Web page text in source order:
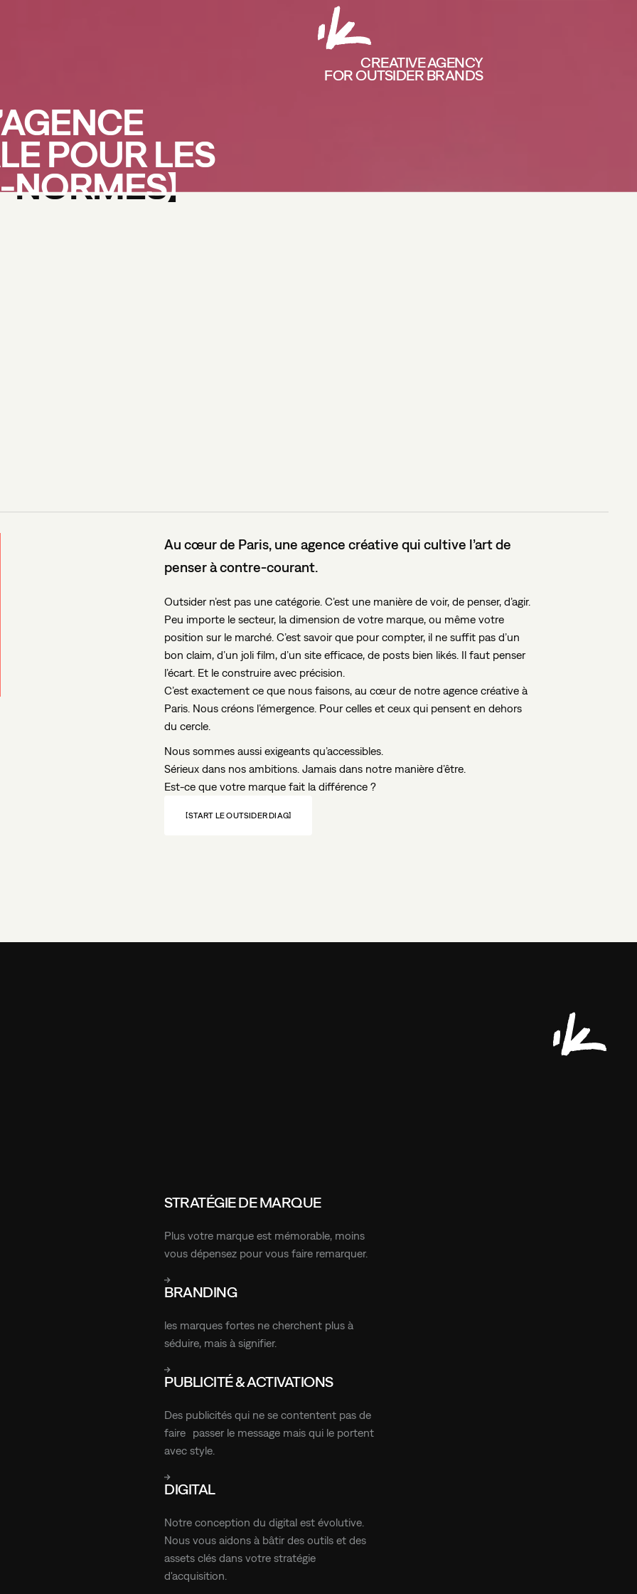
POUR LES
NORMES
POUR LES
NORMES
CREATIVE AGENCY
FOR OUTSIDER BRANDS
Au cœurde Paris, une agence créative qui cultive l’artde
penseràcontre-courant.
Outsider n’est pas une catégorie. C’est une manière de voir, de penser, d’agir.
Peu importe le secteur, la dimension de votre marque, ou même votre
position sur le marché. C’est savoir que pour compter, il ne suffit pas d’un
bon claim, d’un joli film, d’un site efficace, de posts bien likés. Il faut penser
l’écart. Et le construire avec précision.
C’est exactement ce que nous faisons, au cœur de notre agence créative à
Paris. Nous créons l’émergence. Pour celles et ceux qui pensent en dehors
du cercle.
Nous sommes aussi exigeants qu’accessibles.
Sérieux dans nos ambitions. Jamais dans notre manière d’être.
Est-ce que votre marque fait la différence ?
START LE OUTSIDER DIAG
EXIGEANTS QU’ACCESSIBLES.
STRATÉGIE DE MARQUE
Plus votre marque est mémorable, moins
vous dépensez pour vous faire remarquer.
EN SAVOIR PLUS
BRANDING
les marques fortes ne cherchent plus à
séduire, mais à signifier.
EN SAVOIR PLUS
PUBLICITÉ & ACTIVATIONS
Des publicités qui ne se contentent pas de
faire passer le message mais qui le portent
avec style.
EN SAVOIR PLUS
DIGITAL
Notre conception du digital est évolutive.
Nous vous aidons à bâtir des outils et des
assets clés dans votre stratégie
d'acquisition.